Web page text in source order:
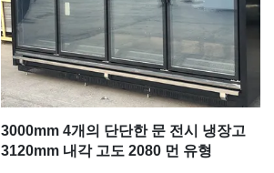
3000mm 4개의 단단한 문 전시 냉장고
3120mm 내각 고도 2080 먼 유형